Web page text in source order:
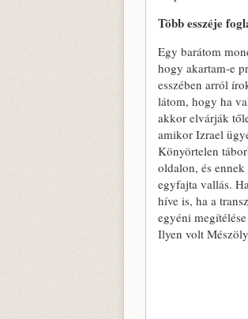
Több esszéje
Egy barátom
hogy akartam-e
esszében arról
látom, hogy ha
akkor elvárják
amikor Izrael
Könyörtelen
oldalon, és
egyfajta vallás.
híve is, ha a
egyéni
Ilyen volt